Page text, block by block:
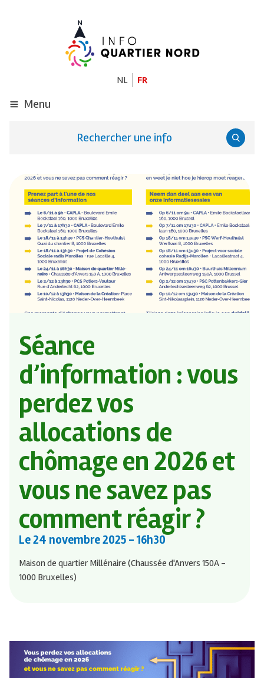
NL FR
Menu
Rechercher une info
Séance
d’information : vous
perdez vos
allocations de
chômage en 2026 et
vous ne savez pas
comment réagir ?
Le24 novembre 2025 - 16h30
Maison de quartier Millénaire (Chaussée d'Anvers 150A -
1000 Bruxelles)